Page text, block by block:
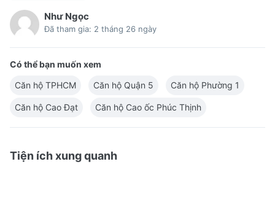
Như Ngọc
Đã tham gia: 2 tháng 26 ngày
Có thể bạn muốn xem
Căn hộ TPHCM
Căn hộ Quận 5 Căn hộ Phường 1
Căn hộ Cao Đạt Căn hộ Cao ốc Phúc Thịnh
Tiện ích xung quanh